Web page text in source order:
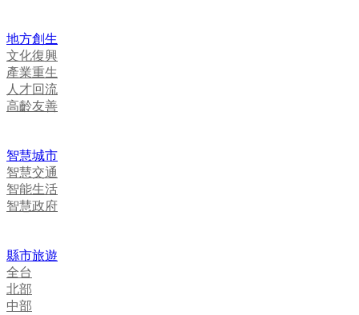
地方創生
文化復興
產業重生
人才回流
高齡友善
智慧城市
智慧交通
智能生活
智慧政府
縣市旅遊
全台
北部
中部